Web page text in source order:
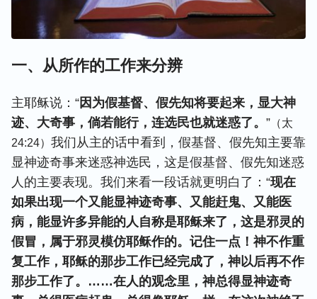
一、从所作的工作来分辨
主耶稣说：“因为假基督、假先知将要起来，显大神
迹、大奇事，倘若能行，连选民也就迷惑了。 ” （太
24:24） 我们从主的话中看到，假基督、假先知主要靠
显神迹奇事来迷惑神选民，这是假基督、假先知迷惑
人的主要表现。我们来看一段话就更明白了：“现在
如果出现一个又能显神迹奇事、又能赶鬼、又能医
病，能显许多异能的人自称是耶稣来了，这是邪灵的
假冒，属于邪灵模仿耶稣作的。记住一点！神不作重
复工作，耶稣的那步工作已经完成了，神以后再不作
那步工作了。……在人的观念里，神总得显神迹奇